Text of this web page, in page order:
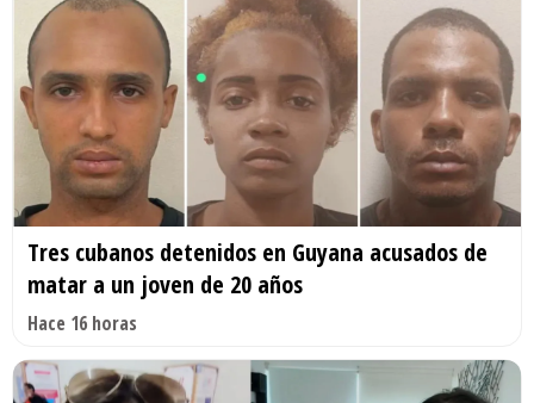
Tres cubanos detenidos en Guyana acusados de
matar a un joven de 20 años
Hace 16 horas